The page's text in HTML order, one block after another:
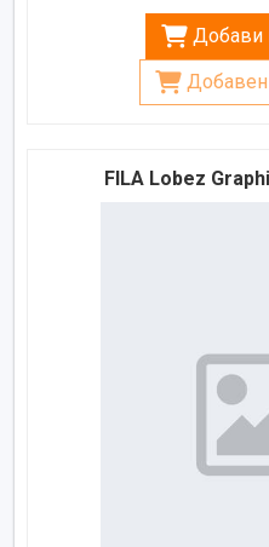
Добави
Добавен
FILA Lobez